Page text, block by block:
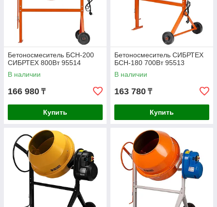
Бетоносмеситель БСН-200
СИБРТЕХ 800Вт 95514
В наличии
166 980 ₸
Купить
Бетоносмеситель СИБРТЕХ
БСН-180 700Вт 95513
В наличии
163 780 ₸
Купить